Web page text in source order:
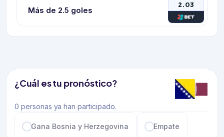
Más de 2.5 goles
2.03
¿Cuál es tu pronóstico?
0 personas ya han participado.
Gana Bosnia y Herzegovina Empate